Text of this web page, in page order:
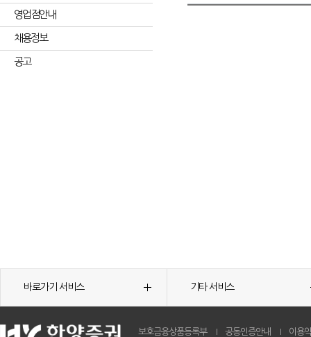
영업점안내
채용정보
공고
바로가기 서비스 기타 서비스
보호금융상품등록부 공동인증안내 이용